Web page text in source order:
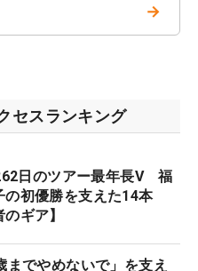
→
セスランキング
日のツアー最年長V 福
の初優勝を支えた14本
のギア】
までやめないで」を支え